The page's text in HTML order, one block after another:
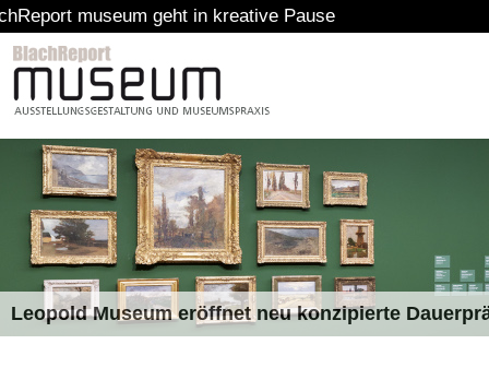
geht in kreative Pause
Leopold Museum eröffnet neu konzipierte